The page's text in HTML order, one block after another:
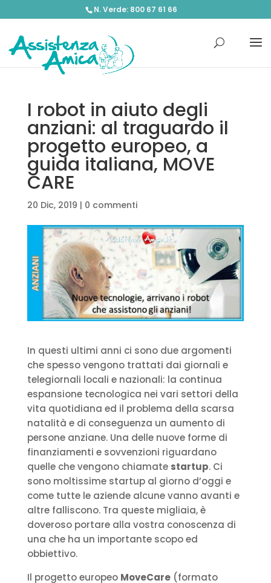
N. Verde: 800 67 61 66
I robot in aiuto degli
anziani: al traguardo il
progetto europeo, a
guida italiana, MOVE
CARE
20 Dic, 2019 | 0 commenti
In questi ultimi anni ci sono due argomenti
che spesso vengono trattati dai giornali e
telegiornali locali e nazionali: la continua
espansione tecnologica nei vari settori della
vita quotidiana ed il problema della scarsa
natalità e di conseguenza un aumento di
persone anziane. Una delle nuove forme di
finanziamenti e sovvenzioni riguardano
quelle che vengono chiamate startup. Ci
sono moltissime startup al giorno d’oggi e
come tutte le aziende alcune vanno avanti e
altre falliscono. Tra queste migliaia, è
doveroso portare alla vostra conoscenza di
una che ha un importante scopo ed
obbiettivo.
Il progetto europeo MoveCare(formato